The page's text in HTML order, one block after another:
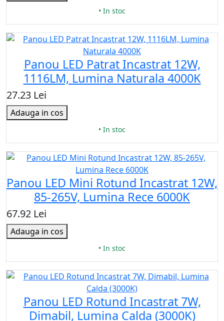
• In stoc
Panou LED Patrat Incastrat 12W,
1116LM, Lumina Naturala 4000K
27.23 Lei
Adauga in cos
• In stoc
Panou LED Mini Rotund Incastrat 12W,
85-265V, Lumina Rece 6000K
67.92 Lei
Adauga in cos
• In stoc
Panou LED Rotund Incastrat 7W,
Dimabil, Lumina Calda (3000K)